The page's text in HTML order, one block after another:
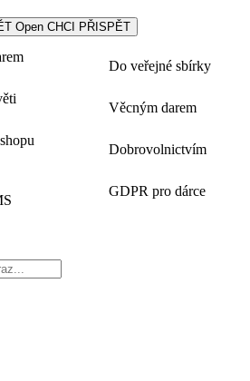
Open CHCI PŘISPĚT
Do veřejné sbírky
Věcným darem
Dobrovolnictvím
GDPR pro dárce